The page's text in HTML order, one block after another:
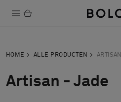
Duurzaamheid
HOME ALLE PRODUCTEN ARTISAN
Artisan - Jade